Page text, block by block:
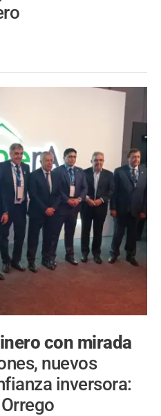
con mirada
nuevos
inversora: